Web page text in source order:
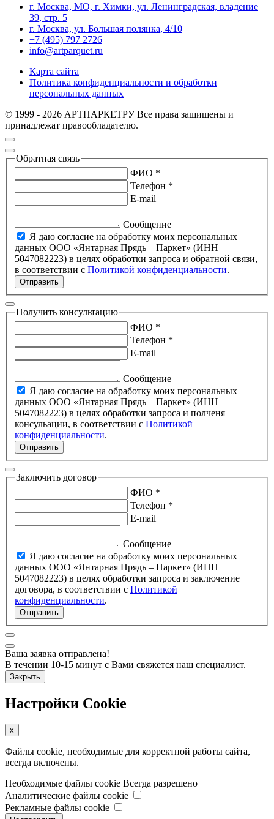
г. Москва, МО, г. Химки, ул. Ленинградская, владение
39, стр. 5
г. Москва, ул. Большая полянка, 4/10
+7 (495) 797 2726
info@artparquet.ru
Карта сайта
Политика конфиденциальности и обработки
персональных данных
© 1999 - 2026 АРТПАРКЕТРУ Все права защищены и
принадлежат правообладателю.
Обратная связь
ФИО *
Телефон *
E-mail
Сообщение
Я даю согласие на обработку моих персональных
данных ООО «Янтарная Прядь – Паркет» (ИНН
5047082223) в целях обработки запроса и обратной связи,
в соответствии с Политикой конфиденциальности.
Отправить
Получить консультацию
ФИО *
Телефон *
E-mail
Сообщение
Я даю согласие на обработку моих персональных
данных ООО «Янтарная Прядь – Паркет» (ИНН
5047082223) в целях обработки запроса и полченя
консульации, в соответствии с Политикой
конфиденциальности.
Отправить
Заключить договор
ФИО *
Телефон *
E-mail
Сообщение
Я даю согласие на обработку моих персональных
данных ООО «Янтарная Прядь – Паркет» (ИНН
5047082223) в целях обработки запроса и заключение
договора, в соответствии с Политикой
конфиденциальности.
Отправить
Ваша заявка отправлена!
В течении 10-15 минут с Вами свяжется наш специалист.
Закрыть
Настройки Cookie
x
Файлы cookie, необходимые для корректной работы сайта,
всегда включены.
Необходимые файлы cookie Всегда разрешено
Аналитические файлы cookie
Рекламные файлы cookie